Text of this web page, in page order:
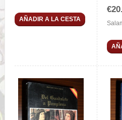
AÑADIR A LA CESTA